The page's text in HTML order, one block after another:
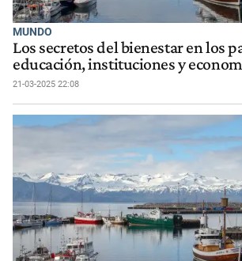
MUNDO
Los secretos del bienestar en los
educación, instituciones y
21-03-2025 22:08